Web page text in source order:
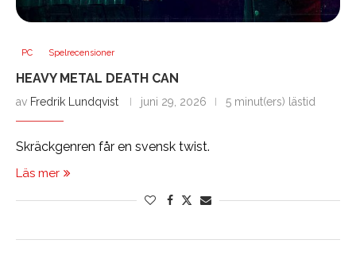
PC Spelrecensioner
HEAVY METAL DEATH CAN
av Fredrik Lundqvist juni 29, 2026 5 minut(ers) lästid
Skräckgenren får en svensk twist.
Läs mer